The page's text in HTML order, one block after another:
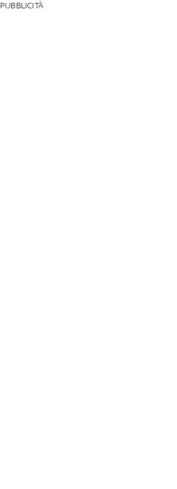
PUBBLICITÀ